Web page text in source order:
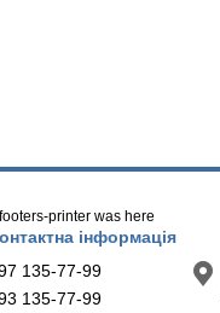
printer was here
інформація
135-77-99
135-77-99